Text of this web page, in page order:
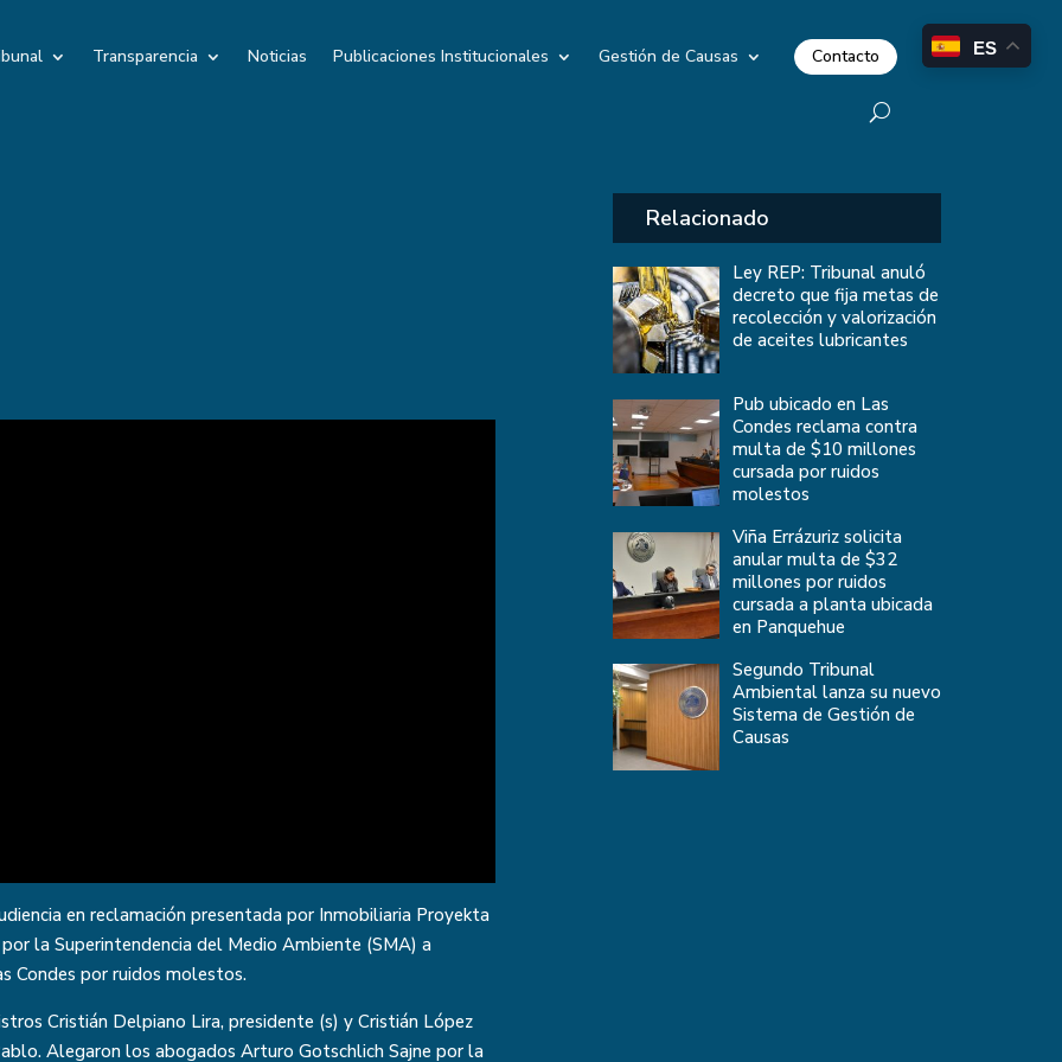
Transparencia Noticias Publicaciones Institucionales Gestión de Causas Contacto
en reclamación presentada por Inmobiliaria Proyekta
la Superintendencia del Medio Ambiente (SMA) a
Condes por ruidos molestos.
Cristián Delpiano Lira, presidente (s) y Cristián López
Alegaron los abogados Arturo Gotschlich Sajne por la
Relacionado
Ley REP: Tribunal anuló
decreto que fija metas de
recolección y valorización
de aceites lubricantes
Pub ubicado en Las
Condes reclama contra
multa de $10 millones
cursada por ruidos
molestos
Viña Errázuriz solicita
anular multa de $32
millones por ruidos
cursada a planta ubicada
en Panquehue
Segundo Tribunal
Ambiental lanza su nuevo
Sistema de Gestión de
Causas
ES